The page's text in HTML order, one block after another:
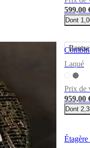
599,00
Dont
Laqué
Prix de
959,00
Dont